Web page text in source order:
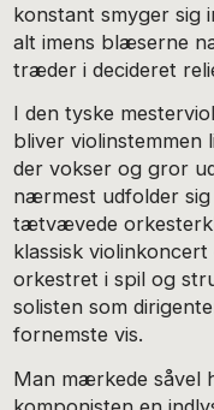
konstant smyger sig
alt imens blæserne
træder i decideret
I den tyske
bliver violinstemmen
der vokser og gror
nærmest udfolder sig
tætvævede
klassisk
orkestret i spil og
solisten som
fornemste vis.
Man mærkede såvel